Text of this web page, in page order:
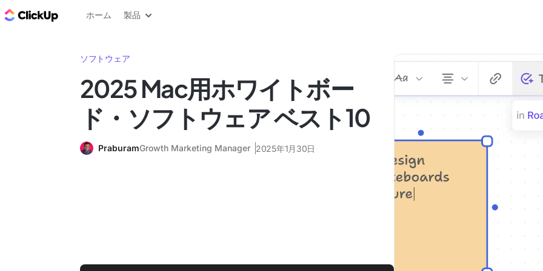
ClickUp ブログ
ホーム 製品
ソフトウェア
2025 Mac用ホワイトボー
ド・ソフトウェア ベスト10
PraburamGrowth Marketing Manager 2025年1月30日